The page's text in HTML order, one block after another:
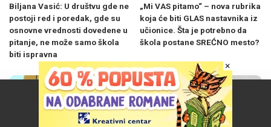
Biljana Vasić: U društvu gde ne
postoji red i poredak, gde su
osnovne vrednosti dovedene u
pitanje, ne može samo škola
biti ispravna
„Mi VAS pitamo“ – nova rubrika
koja će biti GLAS nastavnika iz
učionice. Šta je potrebno da
škola postane SREĆNO mesto?
Naš vebsajt koristi kolačiće da poboljša vaše iskustvo.
Prihvatam
×